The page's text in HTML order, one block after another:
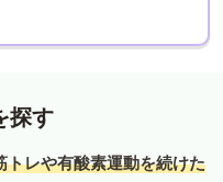
探す
トレや有酸素運動を続けた